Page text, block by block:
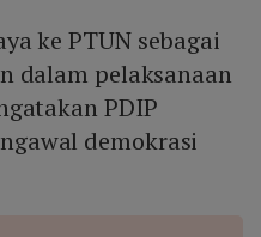
ke PTUN sebagai
dalam pelaksanaan
PDIP
demokrasi